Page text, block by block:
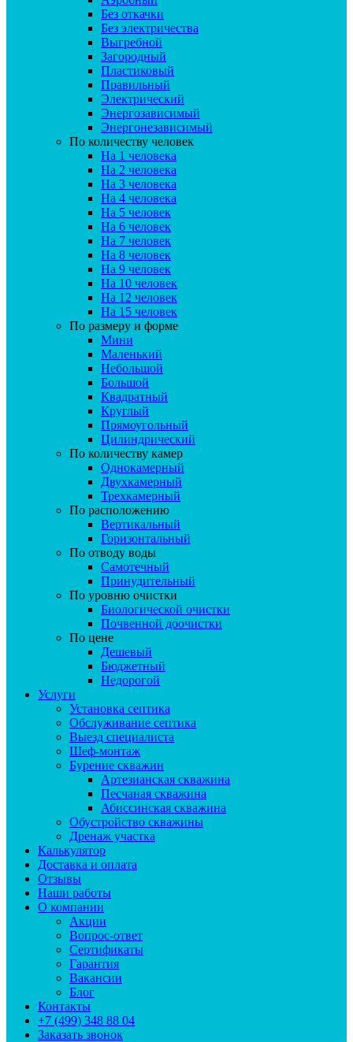
Без откачки
Без электричества
Выгребной
Загородный
Пластиковый
Правильный
Электрический
Энергозависимый
Энергонезависимый
По количеству человек
На 1 человека
На 2 человека
На 3 человека
На 4 человека
На 5 человек
На 6 человек
На 7 человек
На 8 человек
На 9 человек
На 10 человек
На 12 человек
На 15 человек
По размеру и форме
Мини
Маленький
Небольшой
Большой
Квадратный
Круглый
Прямоугольный
Цилиндрический
По количеству камер
Однокамерный
Двухкамерный
Трехкамерный
По расположению
Вертикальный
Горизонтальный
По отводу воды
Самотечный
Принудительный
По уровню очистки
Биологической очистки
Почвенной доочистки
По цене
Дешевый
Бюджетный
Недорогой
Услуги
Установка септика
Обслуживание септика
Выезд специалиста
Шеф-монтаж
Бурение скважин
Артезианская скважина
Песчаная скважина
Абиссинская скважина
Обустройство скважины
Дренаж участка
Калькулятор
Доставка и оплата
Отзывы
Наши работы
О компании
Акции
Вопрос-ответ
Сертификаты
Гарантия
Вакансии
Блог
Контакты
+7 (499) 348 88 04
Заказать звонок